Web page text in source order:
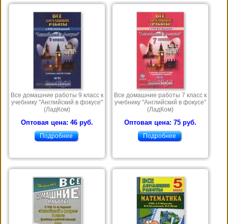
Все домашние работы 9 класс к
учебнику "Английский в фокусе"
(ЛадКом)
Оптовая цена: 46 руб.
Подробнее
Все домашние работы 7 класс к
учебнику "Английский в фокусе"
(ЛадКом)
Оптовая цена: 75 руб.
Подробнее